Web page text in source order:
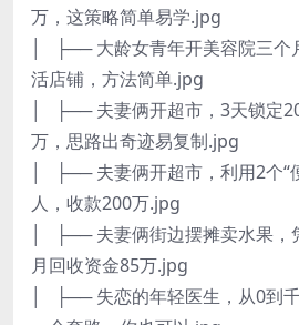
万，这策略简单易学.jpg
│ ├── 大龄女青年开美容院三个
活店铺，方法简单.jpg
│ ├── 夫妻俩开超市，3天锁定
万，思路出奇迹易复制.jpg
│ ├── 夫妻俩开超市，利用2个“
人，收款200万.jpg
│ ├── 夫妻俩街边摆摊卖水果，
月回收资金85万.jpg
│ ├── 失恋的年轻医生，从0到